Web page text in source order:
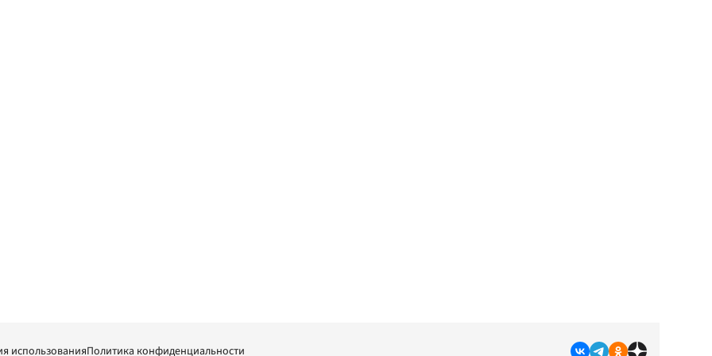
использованияПолитика конфиденциальности